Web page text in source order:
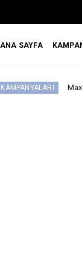
ANA SAYFA
Maxus